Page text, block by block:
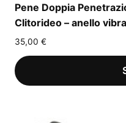
Pene Doppia
Clitorideo – anello
35,00 €